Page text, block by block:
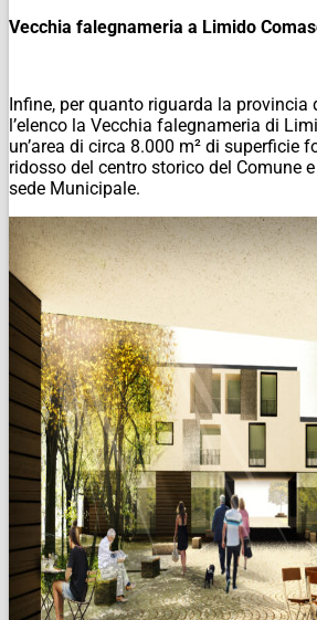
Vecchia falegnameria a Limido
Infine, per quanto riguarda la provincia
l’elenco la Vecchia falegnameria di
un’area di circa 8.000 m² di superficie
ridosso del centro storico del Comune
sede Municipale.